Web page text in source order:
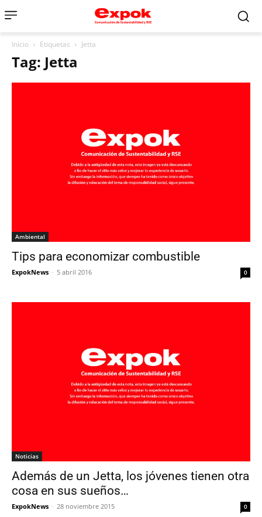
Inicio Etiquetas Jetta
Tag: Jetta
Ambiental
Tips para economizar combustible
ExpokNews - 5 abril 2016 0
Noticias
Además de un Jetta, los jóvenes tienen otra
cosa en sus sueños…
ExpokNews - 28 noviembre 2015 0